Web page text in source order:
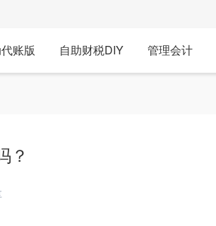
账版 自助财税DIY 管理会计
？